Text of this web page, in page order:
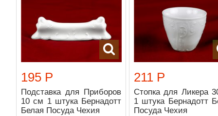
195 Р
Подставка для Приборов
10 см 1 штука Бернадотт
Белая Посуда Чехия
211 Р
Стопка для Ликера
1 штука Бернадотт
Посуда Чехия